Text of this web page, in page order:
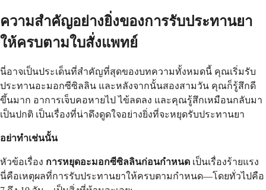
ความสำคัญอย่างยิ่งของการรับประทานยา
ให้ครบตามใบสั่งแพทย์
นี่อาจเป็นประเด็นที่สำคัญที่สุดของบทความทั้งหมดนี้ คุณเริ่มรับ
ประทานอะมอกซีซิลลิน และหลังจากนั้นสองสามวัน คุณก็รู้สึกดี
ขึ้นมาก อาการเจ็บคอหายไป ไข้ลดลง และคุณรู้สึกเหมือนกลับมา
เป็นปกติ เป็นเรื่องที่น่าดึงดูดใจอย่างยิ่งที่จะหยุดรับประทานยา
อย่าทำเช่นนั้น
หัวข้อเรื่อง การหยุดอะมอกซีซิลลินก่อนกำหนด เป็นเรื่องร้ายแรง
นี่คือเหตุผลที่การรับประทานยาให้ครบตามกำหนด—โดยทั่วไปคือ